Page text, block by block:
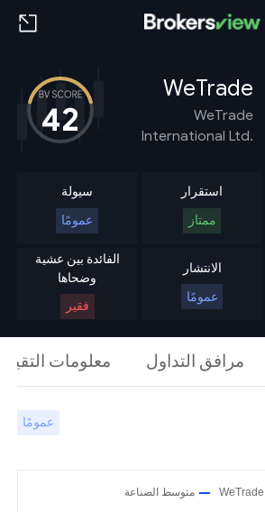
WeTrade
WeTrade
International Ltd.
42
استقرار
ممتاز
سيولة
عمومًا
الانتشار
عمومًا
الفائدة بين عشية
وضحاها
فقير
مرافق التداول معلومات
عمومًا